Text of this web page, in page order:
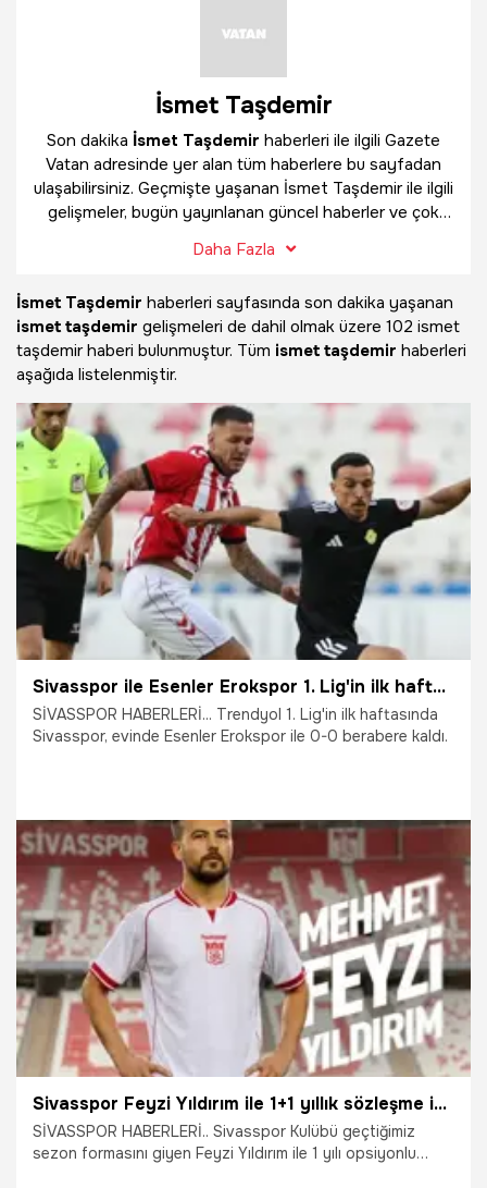
İsmet Taşdemir
Son dakika İsmet Taşdemir haberleri ile ilgili Gazete
Vatan adresinde yer alan tüm haberlere bu sayfadan
ulaşabilirsiniz. Geçmişte yaşanan İsmet Taşdemir ile ilgili
gelişmeler, bugün yayınlanan güncel haberler ve çok
bulabilirsiniz.
Daha Fazla
İsmet Taşdemir haberleri sayfasında son dakika yaşanan
ismet taşdemir gelişmeleri de dahil olmak üzere 102 ismet
taşdemir haberi bulunmuştur. Tüm ismet taşdemir haberleri
aşağıda listelenmiştir.
Sivasspor ile Esenler Erokspor 1. Lig'in ilk haftasında puanları paylaştı
SİVASSPOR HABERLERİ... Trendyol 1. Lig'in ilk haftasında
Sivasspor, evinde Esenler Erokspor ile 0-0 berabere kaldı.
8.08.2026 Sivas
Sivasspor Feyzi Yıldırım ile 1+1 yıllık sözleşme imzaladı
SİVASSPOR HABERLERİ.. Sivasspor Kulübü geçtiğimiz
sezon formasını giyen Feyzi Yıldırım ile 1 yılı opsiyonlu